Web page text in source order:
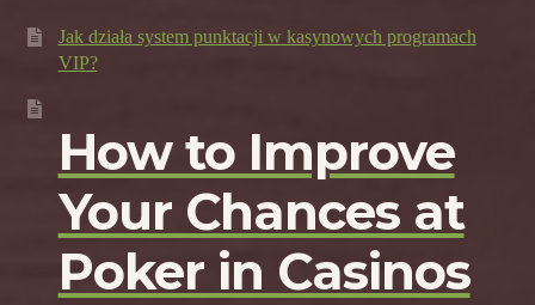
Jak działa system punktacji w kasynowych programach
VIP?
How to Improve
Your Chances at
Poker in Casinos